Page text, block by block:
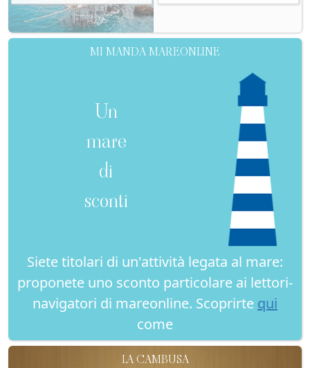
MI MANDA MAREONLINE
Un
mare
di
sconti
Siete titolari di un'attività legata al mare:
proponete uno sconto particolare ai lettori-
navigatori di mareonline. Scoprirte qui
come
LA CAMBUSA